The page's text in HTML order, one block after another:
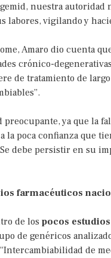
nuestra
labores, vigilando y
Amaro dio cuenta
crónico-
de tratamiento de
ya que la
la poca confianza que
debe persistir en su
farmacéuticos
de los pocos
de genéricos
de